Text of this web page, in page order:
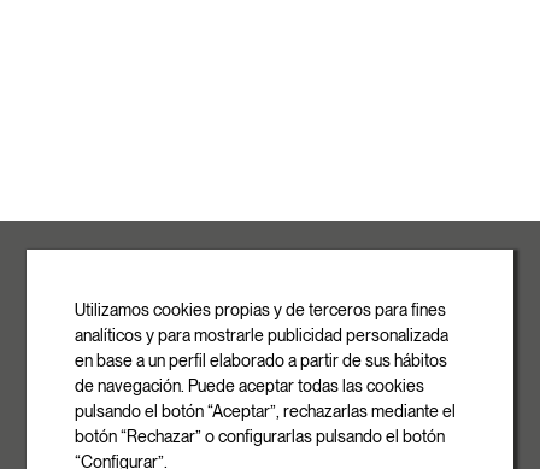
Ronda de la Font Grossa, 15 Pol. Ind. La Gavarra
08540 Centelles | Barcelona
E-mail
info@rovasi.com
Telefon
Utilizamos cookies propias y de terceros para fines
analíticos y para mostrarle publicidad personalizada
en base a un perfil elaborado a partir de sus hábitos
de navegación. Puede aceptar todas las cookies
pulsando el botón “Aceptar”, rechazarlas mediante el
botón “Rechazar” o configurarlas pulsando el botón
“Configurar”.